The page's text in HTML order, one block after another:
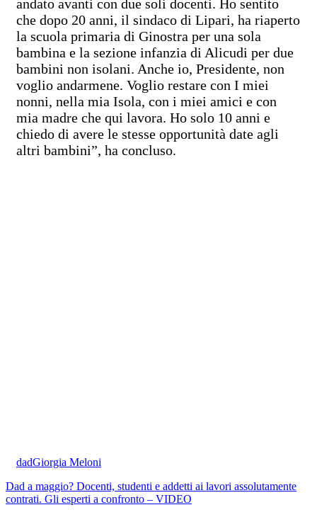
andato avanti con due soli docenti. Ho sentito
che dopo 20 anni, il sindaco di Lipari, ha riaperto
la scuola primaria di Ginostra per una sola
bambina e la sezione infanzia di Alicudi per due
bambini non isolani. Anche io, Presidente, non
voglio andarmene. Voglio restare con I miei
nonni, nella mia Isola, con i miei amici e con
mia madre che qui lavora. Ho solo 10 anni e
chiedo di avere le stesse opportunità date agli
altri bambini”, ha concluso.
dadGiorgia Meloni
Dad a maggio? Docenti, studenti e addetti ai lavori assolutamente
contrati. Gli esperti a confronto – VIDEO